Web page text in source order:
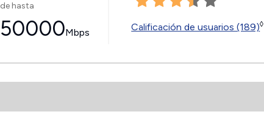
de hasta
50000Mbps Calificación de usuarios (189)◊